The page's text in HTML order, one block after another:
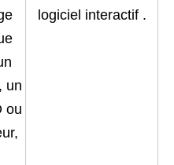
un
ou
logiciel interactif.